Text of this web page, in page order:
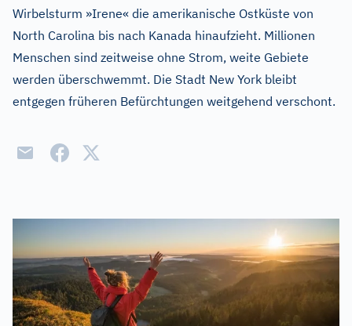
Wirbelsturm »Irene« die amerikanische Ostküste von
North Carolina bis nach Kanada hinaufzieht. Millionen
Menschen sind zeitweise ohne Strom, weite Gebiete
werden überschwemmt. Die Stadt New York bleibt
entgegen früheren Befürchtungen weitgehend verschont.